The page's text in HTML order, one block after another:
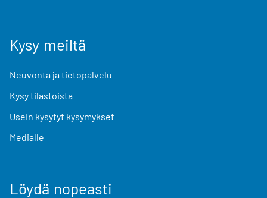
Kysy meiltä
Neuvonta ja tietopalvelu
Kysy tilastoista
Usein kysytyt kysymykset
Medialle
Löydä nopeasti